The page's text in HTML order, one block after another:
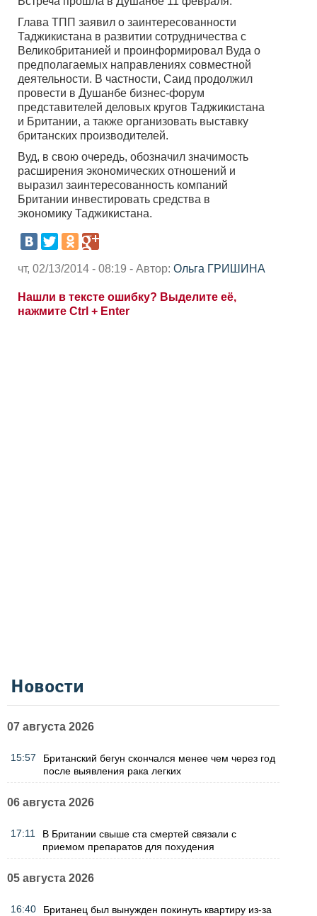
Глава ТПП заявил о заинтересованности
Таджикистана в развитии сотрудничества с
Великобританией и проинформировал Вуда о
предполагаемых направлениях совместной
деятельности. В частности, Саид продолжил
провести в Душанбе бизнес-форум
представителей деловых кругов Таджикистана
и Британии, а также организовать выставку
британских производителей.
Вуд, в свою очередь, обозначил значимость
расширения экономических отношений и
выразил заинтересованность компаний
Британии инвестировать средства в
экономику Таджикистана.
чт, 02/13/2014 - 08:19 - Автор: Ольга ГРИШИНА
Нашли в тексте ошибку? Выделите её,
нажмите Ctrl + Enter
Новости
07 августа 2026
15:57
Британский бегун скончался менее чем через год
после выявления рака легких
06 августа 2026
17:11
В Британии свыше ста смертей связали с
приемом препаратов для похудения
05 августа 2026
16:40 Британец был вынужден покинуть квартиру из-за